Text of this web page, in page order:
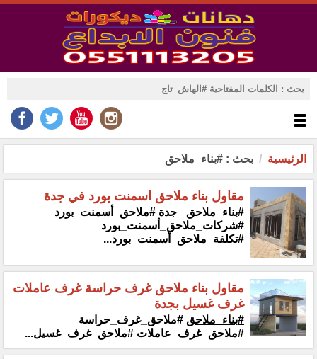
الرئيسية بحث : #بناء_ملاحق
مقاول بناء ملاحق اسمنت بورد في جدة
#بناء_ملاحق _جدة #ملاحق_أسمنت_بورد
#شركات_ملاحق_أسمنت_بورد
#تكلفة_ملاحق_أسمنت_بورد...
مقاول بناء ملاحق غرف حراسة غرف عاملات
غرف غسيل بجدة
#بناء_ملاحق #ملاحق_غرف_حراسة
#ملاحق_غرف_عاملات #ملاحق_غرف_غسيل...